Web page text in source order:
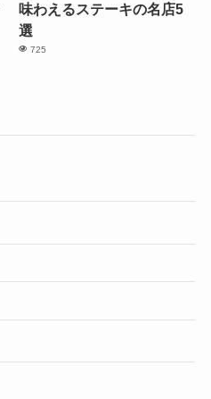
味わえるステーキの名店5
選
725